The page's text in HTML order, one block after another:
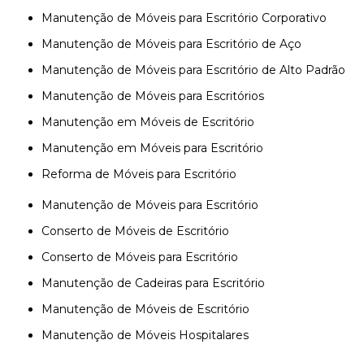
Manutenção de Móveis para Escritório Corporativo
Manutenção de Móveis para Escritório de Aço
Manutenção de Móveis para Escritório de Alto Padrão
Manutenção de Móveis para Escritórios
Manutenção em Móveis de Escritório
Manutenção em Móveis para Escritório
Reforma de Móveis para Escritório
Manutenção de Móveis para Escritório
Conserto de Móveis de Escritório
Conserto de Móveis para Escritório
Manutenção de Cadeiras para Escritório
Manutenção de Móveis de Escritório
Manutenção de Móveis Hospitalares